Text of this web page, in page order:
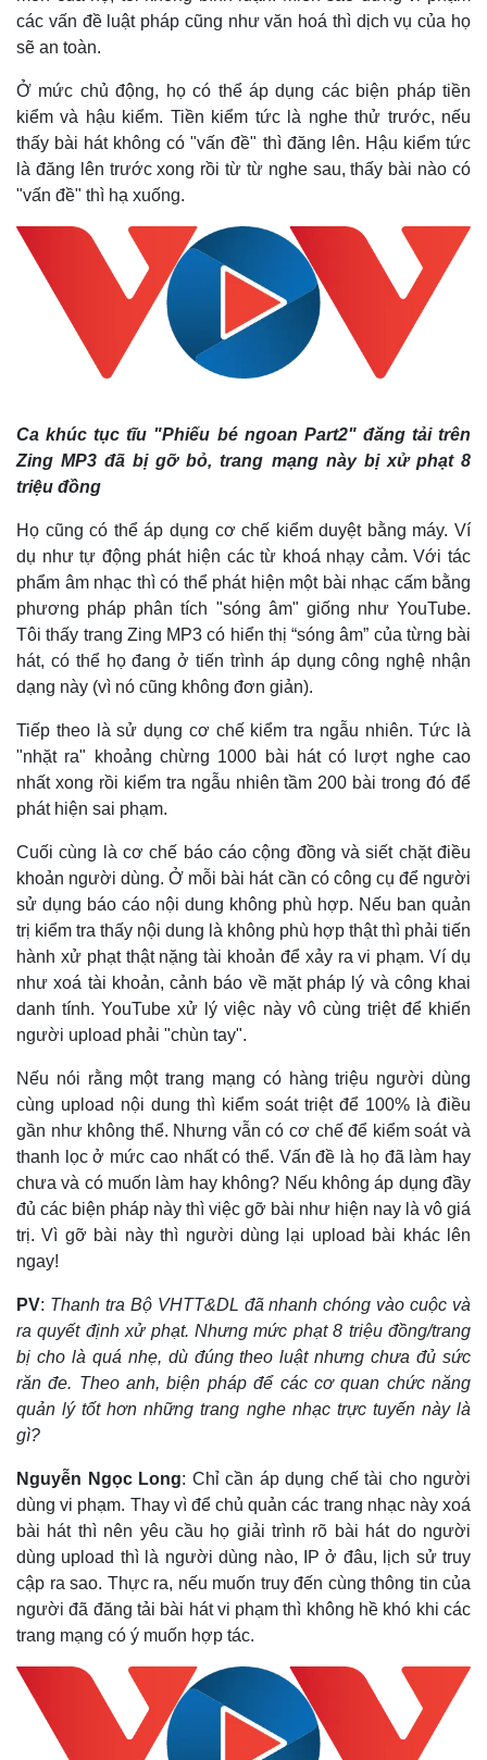
Kinh tế
Bất động sản
Khởi nghiệp
Thị trường
Giá vàng
Tiêu dùng
Giá cà phê
các vấn đề luật pháp cũng như văn hoá thì dịch vụ của họ
sẽ an toàn.
Ở mức chủ động, họ có thể áp dụng các biện pháp tiền
kiểm và hậu kiểm. Tiền kiểm tức là nghe thử trước, nếu
thấy bài hát không có "vấn đề" thì đăng lên. Hậu kiểm tức
là đăng lên trước xong rồi từ từ nghe sau, thấy bài nào có
"vấn đề" thì hạ xuống.
Ca khúc tục tĩu "Phiếu bé ngoan Part2" đăng tải trên
Zing MP3 đã bị gỡ bỏ, trang mạng này bị xử phạt 8
triệu đồng
Họ cũng có thể áp dụng cơ chế kiểm duyệt bằng máy. Ví
dụ như tự động phát hiện các từ khoá nhạy cảm. Với tác
phẩm âm nhạc thì có thể phát hiện một bài nhạc cấm bằng
phương pháp phân tích "sóng âm" giống như YouTube.
Tôi thấy trang Zing MP3 có hiển thị “sóng âm” của từng bài
hát, có thể họ đang ở tiến trình áp dụng công nghệ nhận
dạng này (vì nó cũng không đơn giản).
Tiếp theo là sử dụng cơ chế kiểm tra ngẫu nhiên. Tức là
"nhặt ra" khoảng chừng 1000 bài hát có lượt nghe cao
nhất xong rồi kiểm tra ngẫu nhiên tầm 200 bài trong đó để
phát hiện sai phạm.
Cuối cùng là cơ chế báo cáo cộng đồng và siết chặt điều
khoản người dùng. Ở mỗi bài hát cần có công cụ để người
sử dụng báo cáo nội dung không phù hợp. Nếu ban quản
trị kiểm tra thấy nội dung là không phù hợp thật thì phải tiến
hành xử phạt thật nặng tài khoản để xảy ra vi phạm. Ví dụ
như xoá tài khoản, cảnh báo về mặt pháp lý và công khai
danh tính. YouTube xử lý việc này vô cùng triệt để khiến
người upload phải "chùn tay".
Nếu nói rằng một trang mạng có hàng triệu người dùng
cùng upload nội dung thì kiểm soát triệt để 100% là điều
gần như không thể. Nhưng vẫn có cơ chế để kiểm soát và
thanh lọc ở mức cao nhất có thể. Vấn đề là họ đã làm hay
chưa và có muốn làm hay không? Nếu không áp dụng đầy
đủ các biện pháp này thì việc gỡ bài như hiện nay là vô giá
trị. Vì gỡ bài này thì người dùng lại upload bài khác lên
ngay!
PV: Thanh tra Bộ VHTT&DL đã nhanh chóng vào cuộc và
ra quyết định xử phạt. Nhưng mức phạt 8 triệu đồng/trang
bị cho là quá nhẹ, dù đúng theo luật nhưng chưa đủ sức
răn đe. Theo anh, biện pháp để các cơ quan chức năng
quản lý tốt hơn những trang nghe nhạc trực tuyến này là
gì?
Nguyễn Ngọc Long: Chỉ cần áp dụng chế tài cho người
dùng vi phạm. Thay vì để chủ quản các trang nhạc này xoá
bài hát thì nên yêu cầu họ giải trình rõ bài hát do người
dùng upload thì là người dùng nào, IP ở đâu, lịch sử truy
cập ra sao. Thực ra, nếu muốn truy đến cùng thông tin của
người đã đăng tải bài hát vi phạm thì không hề khó khi các
trang mạng có ý muốn hợp tác.